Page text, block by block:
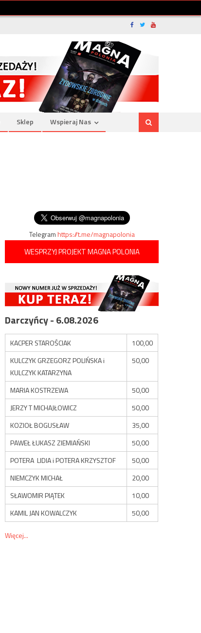
Sklep Wspieraj Nas
Telegramhttps://t.me/magnapolonia
WESPRZYJ PROJEKT MAGNA POLONIA
Darczyńcy - 6.08.2026
KACPER STAROŚCIAK
100,00
KULCZYK GRZEGORZ POLIŃSKA i
KULCZYK KATARZYNA
50,00
MARIA KOSTRZEWA
50,00
JERZY T MICHAJŁOWICZ
50,00
KOZIOŁ BOGUSŁAW
35,00
PAWEŁ ŁUKASZ ZIEMIAŃSKI
50,00
POTERA LIDIA i POTERA KRZYSZTOF
50,00
NIEMCZYK MICHAŁ
20,00
SŁAWOMIR PIĄTEK
10,00
KAMIL JAN KOWALCZYK
50,00
Więcej...